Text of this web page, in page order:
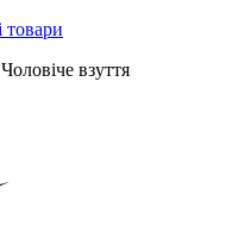
Чоловіче взуття